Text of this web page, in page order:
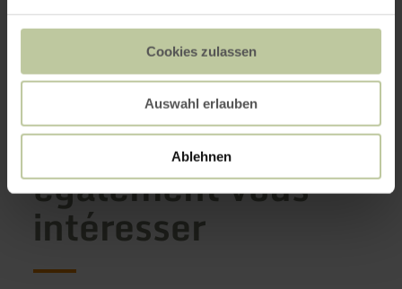
Cookies zulassen
Auswahl erlauben
Ablehnen
Planifier votre arrivée
Cela pourrait
également vous
intéresser